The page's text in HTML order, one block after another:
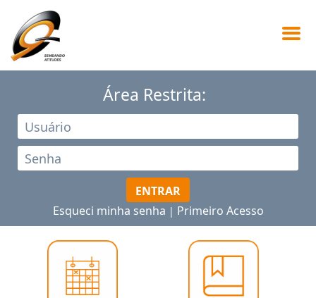
Área Restrita:
ENTRAR
Esqueci minha senha | Primeiro Acesso